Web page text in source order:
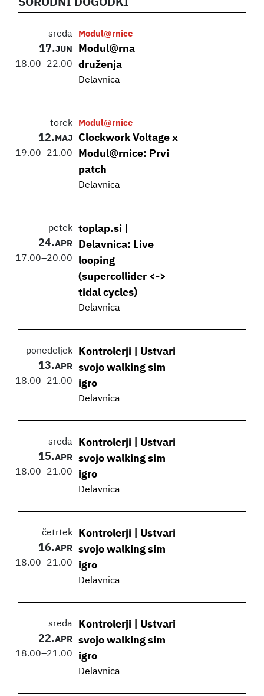
SORODNI DOGODKI
sreda
17.JUN
18.00–22.00
Modul@rnice
Modul@rna
druženja
Delavnica
torek
12. MAJ
19.00–21.00
Modul@rnice
Clockwork Voltage x
Modul@rnice: Prvi
patch
Delavnica
petek
24.APR
17.00–20.00
toplap.si |
Delavnica: Live
looping
(supercollider <->
tidal cycles)
Delavnica
ponedeljek
13.APR
18.00–21.00
Kontrolerji | Ustvari
svojo walking sim
igro
Delavnica
sreda
15.APR
18.00–21.00
Kontrolerji | Ustvari
svojo walking sim
igro
Delavnica
četrtek
16.APR
18.00–21.00
Kontrolerji | Ustvari
svojo walking sim
igro
Delavnica
sreda
22.APR
18.00–21.00
Kontrolerji | Ustvari
svojo walking sim
igro
Delavnica